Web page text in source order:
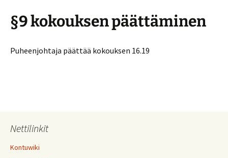
§9 kokouksen päättäminen
Puheenjohtaja päättää kokouksen 16.19
Nettilinkit
Kontuwiki